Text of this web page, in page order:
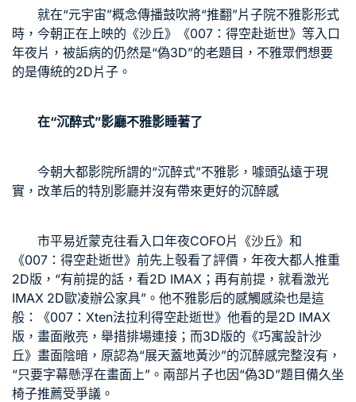
就在“元宇宙”概念傳播鼓吹將“推翻”片子院不雅影形式
時，今朝正在上映的《沙丘》《007：得空赴逝世》等入口
年夜片，被詬病的仍然是“偽3D”的老題目，不雅眾們想要
的是傳統的2D片子。
在“沉醉式”影廳不雅影睡著了
今朝大都影院所謂的“沉醉式”不雅影，噱頭弘遠于現
實，改革后的特別影廳并沒有帶來更好的沉醉感
市平易近蒙克往看入口年夜COFO片《沙丘》和
《007：得空赴逝世》前先上彀看了評價，年夜大都人推重
2D版，“有前提的話，看2D IMAX；再有前提，就看激光
IMAX 2D歐凌辦公家具”。他不雅影后的感觸感染也是這
般：《007： Xten法拉利 得空赴逝世》他看的是2D IMAX
版，畫面敞亮，舉措排場連接；而3D版的《巧寓設計沙
丘》畫面陰暗，原認為“展天蓋地黃沙”的沉醉感完整沒有，
“只要字幕懸浮在畫面上”。兩部片子也因“偽3D”題目備久坐
椅子推薦受爭議。